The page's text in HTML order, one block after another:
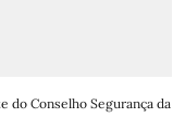
do Conselho Segurança da